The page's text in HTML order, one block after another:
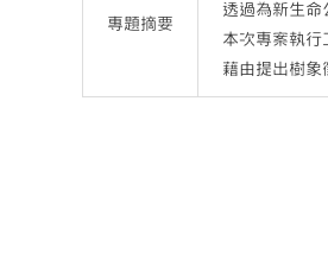
專題摘要
透過為新生命
本次專案執行
藉由提出樹象